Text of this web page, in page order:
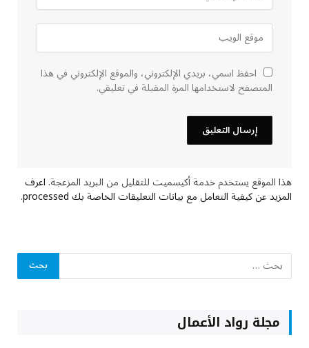
احفظ اسمي، بريدي الإلكتروني، والموقع الإلكتروني في هذا
المتصفح لاستخدامها المرة المقبلة في تعليقي.
هذا الموقع يستخدم خدمة أكيسميت للتقليل من البريد المزعجة.اعرف
المزيد عن كيفية التعامل مع بيانات التعليقات الخاصة بك processed .
مجلة رواد الأعمال